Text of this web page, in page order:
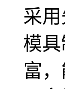
采
模
富